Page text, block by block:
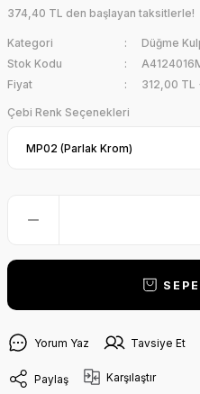
374,40 TL den başlayan taksitlerle!
Kategori
Düğme
Stok Kodu
Fiyat
312,00 TL
Çebi Renk Seçenekleri
Yorum Yaz Tavsiye Et
Paylaş Karşılaştır